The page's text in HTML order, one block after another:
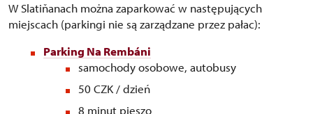
W Slatiňanach można zaparkować w następujących
miejscach (parkingi nie są zarządzane przez pałac):
Parking Na Rembáni
samochody osobowe, autobusy
50 CZK / dzień
8 minut pieszo